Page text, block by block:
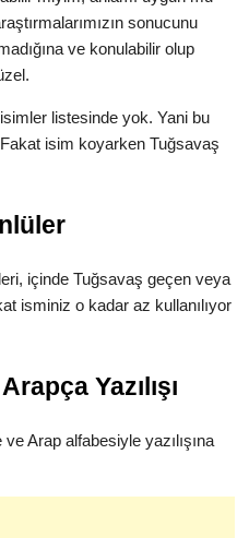
sonucunu
ve konulabilir olup
listesinde yok. Yani bu
isim koyarken Tuğsavaş
içinde Tuğsavaş geçen veya
isminiz o kadar az kullanılıyor
Yazılışı
Arap alfabesiyle yazılışına